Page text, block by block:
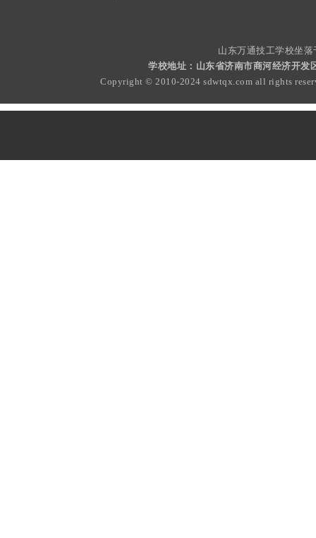
山东万通技工学校坐
学校地址：山东省济南市商河经济开发
Copyright © 2010-2024 sdwtqx.com all rights